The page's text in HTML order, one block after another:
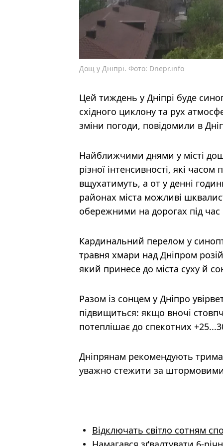
Дощ у Дніпрі. Фото: Dnepr.info
Цей тиждень у Дніпрі буде
східного циклону та рух
зміни погоди, повідомили в
Найближчими днями у місті
різної інтенсивності, які
вщухатимуть, а от у денні
районах міста можливі
обережними на дорогах під час
Кардинальний перелом у
травня хмари над Дніпром
який принесе до міста суху й
Разом із сонцем у Дніпро
підвищиться: якщо вночі
потеплішає до спекотних
Дніпрянам рекомендують
уважно стежити за
Відключать світло сотням